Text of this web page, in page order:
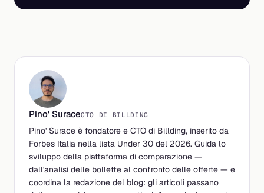
Pino' SuraceCTO DI BILLDING
Pino' Surace è fondatore e CTO di Billding, inserito da
Forbes Italia nella lista Under 30 del 2026. Guida lo
sviluppo della piattaforma di comparazione —
dall'analisi delle bollette al confronto delle offerte — e
coordina la redazione del blog: gli articoli passano